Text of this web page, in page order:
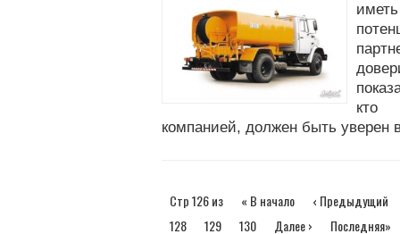
кто
компанией, должен быть уверен
Стр 126 из « В начало
‹ Предыдущий
128
129 130 Далее › Последняя»